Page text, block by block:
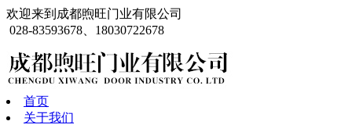
欢迎来到成都煦旺门业有限公司
028-83593678、18030722678
首页
关于我们